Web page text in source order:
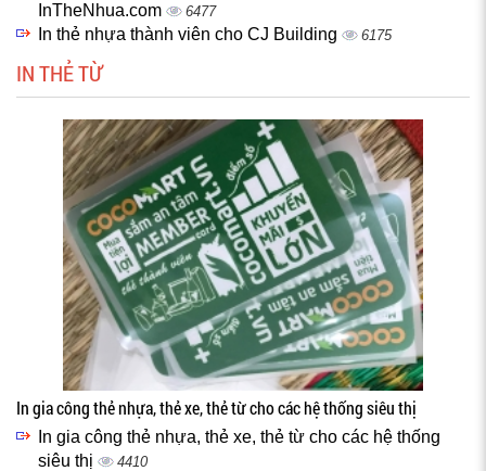
InTheNhua.com
6477
In thẻ nhựa thành viên cho CJ Building 6175
IN THẺ TỪ
In gia công thẻ nhựa, thẻ xe, thẻ từ cho các hệ thống siêu thị
In gia công thẻ nhựa, thẻ xe, thẻ từ cho các hệ thống
siêu thị
4410